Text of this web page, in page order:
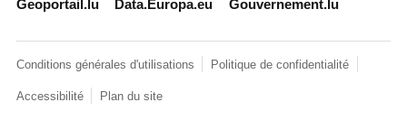
Geoportail.lu Data.Europa.eu Gouvernement.lu
Conditions générales d'utilisations Politique de confidentialité
Accessibilité Plan du site